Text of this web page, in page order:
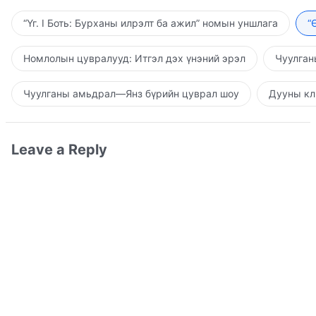
“Үг. I Боть: Бурханы илрэлт ба ажил” номын уншлага
Номлолын цувралууд: Итгэл дэх үнэний эрэл
Чуулганы амьдрал—Янз бүрийн цуврал шоу Дууны
Leave a Reply